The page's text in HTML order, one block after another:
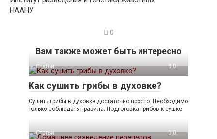
НААНУ
0
Вам также может быть интересно
Статьи 0
Как сушить грибы в духовке?
Сушить грибы в духовке достаточно просто. Необходимо
только соблюдать правила. Подготовка грибов к сушке
Статьи 0